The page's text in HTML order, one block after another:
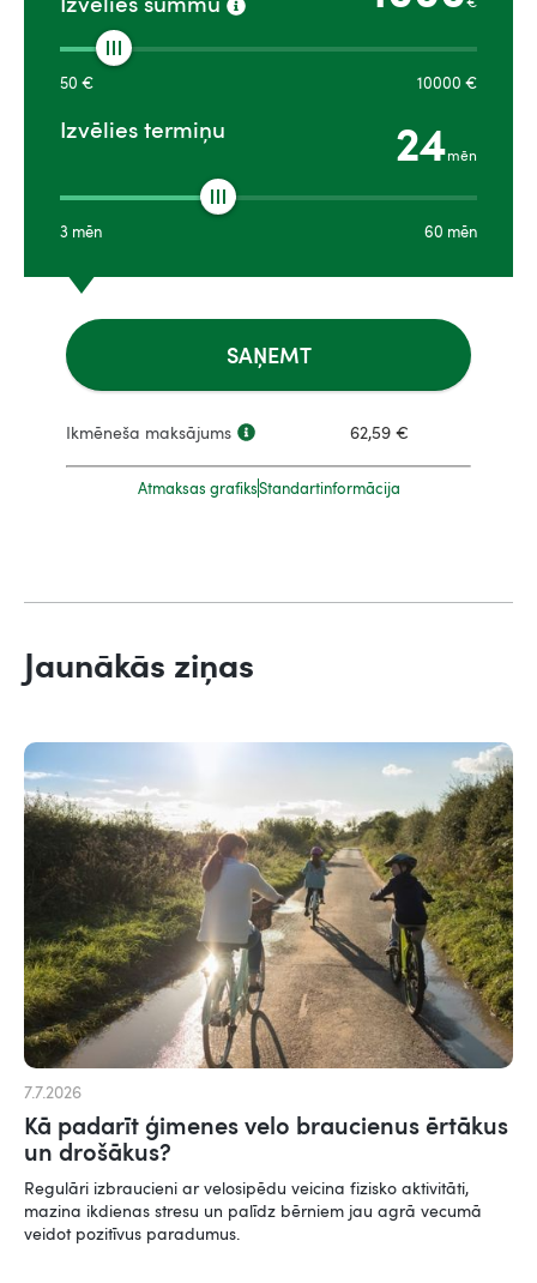
50 € 10000 €
Izvēlies termiņu 24mēn
3 mēn 60 mēn
SAŅEMT
Ikmēneša maksājums 62,59 €
Atmaksas grafiksStandartinformācija
Jaunākās ziņas
7.7.2026
Kā padarīt ģimenes velo braucienus ērtākus
un drošākus?
Regulāri izbraucieni ar velosipēdu veicina fizisko aktivitāti,
mazina ikdienas stresu un palīdz bērniem jau agrā vecumā
veidot pozitīvus paradumus.